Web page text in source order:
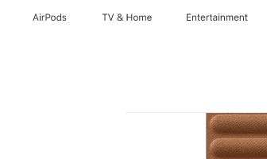
AirPods TV & Home Entertainment